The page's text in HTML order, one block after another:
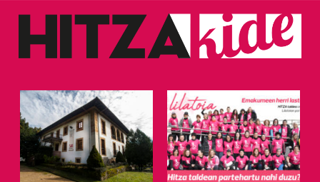
erabiltzeko baimen esplizitua ematen diguzu.Gehiago
irakurri